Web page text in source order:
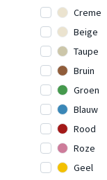
Creme
Beige
Taupe
Bruin
Groen
Blauw
Rood
Roze
Geel